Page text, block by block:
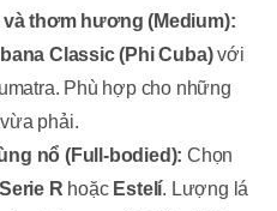
thơm hương (Medium):
Classic (Phi Cuba)với
Phù hợp cho những
phải.
nổ (Full-bodied): Chọn
R hoặc Estelí. Lượng lá